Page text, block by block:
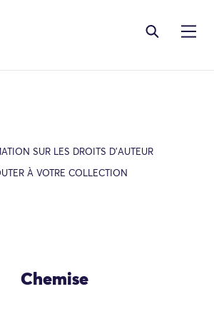
SUR LES DROITS D’AUTEUR
À VOTRE COLLECTION
Chemise